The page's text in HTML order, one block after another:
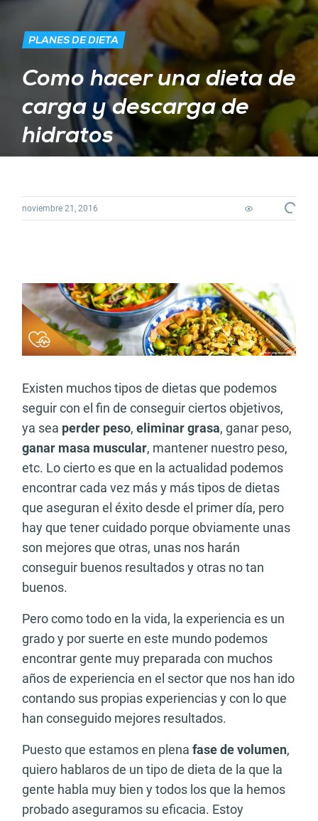
PLANES DE DIETA
Como hacer una dieta de
carga y descarga de
hidratos
noviembre 21, 2016 Loading...
Existen muchos tipos de dietas que podemos
seguir con el fin de conseguir ciertos objetivos,
ya sea perder peso, eliminar grasa, ganar peso,
ganar masa muscular, mantener nuestro peso,
etc. Lo cierto es que en la actualidad podemos
encontrar cada vez más y más tipos de dietas
que aseguran el éxito desde el primer día, pero
hay que tener cuidado porque obviamente unas
son mejores que otras, unas nos harán
conseguir buenos resultados y otras no tan
buenos.
Pero como todo en la vida, la experiencia es un
grado y por suerte en este mundo podemos
encontrar gente muy preparada con muchos
años de experiencia en el sector que nos han ido
contando sus propias experiencias y con lo que
han conseguido mejores resultados.
Puesto que estamos en plena fase de volumen,
quiero hablaros de un tipo de dieta de la que la
gente habla muy bien y todos los que la hemos
probado aseguramos su eficacia. Estoy